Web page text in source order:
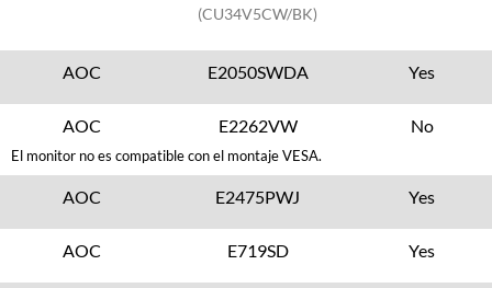
(CU34V5CW/BK)
AOC E2050SWDA Yes
AOC E2262VW No
El monitor no es compatible con el montaje VESA.
AOC E2475PWJ Yes
AOC E719SD Yes